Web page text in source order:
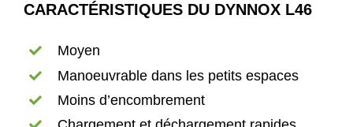
CARACTÉRISTIQUES DU DYNNOX L46
Moyen
Manoeuvrable dans les petits espaces
Moins d’encombrement